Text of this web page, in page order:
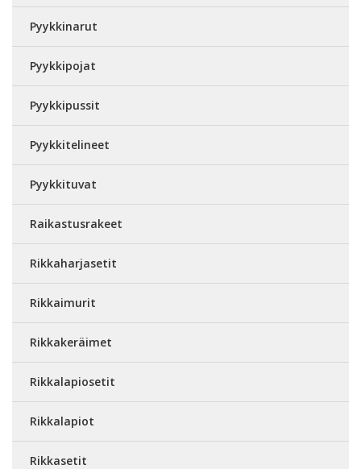
Pyykkinarut
Pyykkipojat
Pyykkipussit
Pyykkitelineet
Pyykkituvat
Raikastusrakeet
Rikkaharjasetit
Rikkaimurit
Rikkakeräimet
Rikkalapiosetit
Rikkalapiot
Rikkasetit